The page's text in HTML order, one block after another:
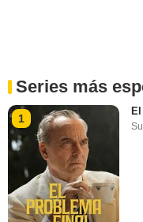
Series más
1